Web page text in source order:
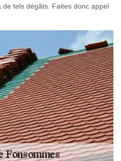
tels dégâts. Faites donc appel